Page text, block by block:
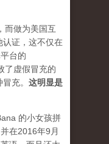
而做为美国互
认证，这不仅在
台的
了虚假冒充的
充。 这明显是
的小女孩拼
在2016年9月